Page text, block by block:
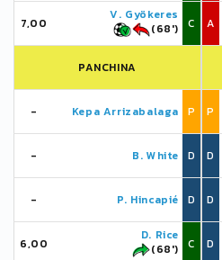
7,00
V. Gyökeres
(68')
C
PANCHINA
- Kepa Arrizabalaga P
- B. White D
- P. Hincapié D
6,00
D. Rice
(68')
C
A
P
D
D
D